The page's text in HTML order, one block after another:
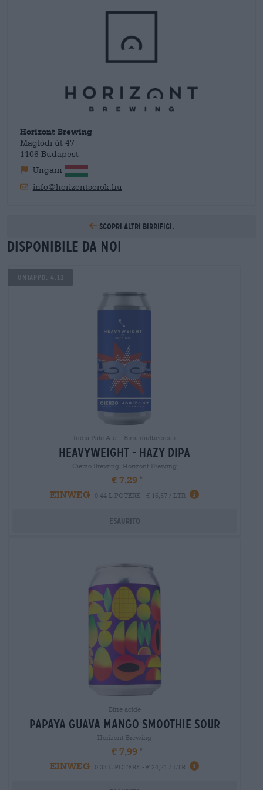
comprende non solo birre gustose per tutti i giorni, ma anche
gusto per le creazioni di Horizont, ma anche i sommelier dei
migliori ristoranti di Budapest: tutti i ristoranti premiati con
piatti artistici.
Horizont Brewing
Maglódi út 47
1106 Budapest
Ungarn
info@horizontsorok.hu
Scopri altri birrifici.
Disponibile da noi
UNTAPPD: 4,12
India Pale Ale | Birra multicereali
heavyweight - hazy dipa
Cierzo Brewing, Horizont Brewing
€ 7,29
EINWEG
0,44 L POTERE - € 16,57 / LTR
Esaurito
Birre acide
papaya guava mango smoothie sour
Horizont Brewing
€ 7,99
EINWEG
0,33 L POTERE - € 24,21 / LTR